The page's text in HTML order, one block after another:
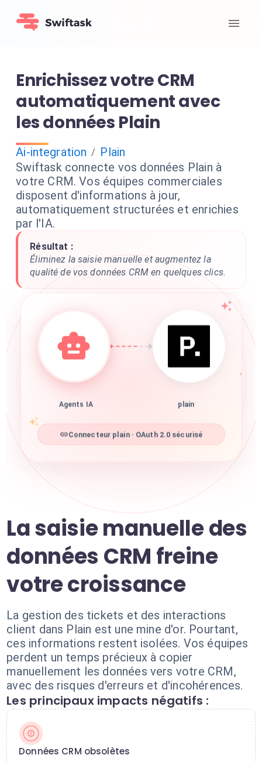
Enrichissez votre CRM
automatiquement avec
les données Plain
Ai-integration / Plain
Swiftask connecte vos données Plain à
votre CRM. Vos équipes commerciales
disposent d'informations à jour,
automatiquement structurées et enrichies
par l'IA.
Résultat :
Éliminez la saisie manuelle et augmentez la
qualité de vos données CRM en quelques clics.
Agents IA plain
Connecteur plain · OAuth 2.0 sécurisé
La saisie manuelle des
données CRM freine
votre croissance
La gestion des tickets et des interactions
client dans Plain est une mine d'or. Pourtant,
ces informations restent isolées. Vos équipes
perdent un temps précieux à copier
manuellement les données vers votre CRM,
avec des risques d'erreurs et d'incohérences.
Les principaux impacts négatifs :
Données CRM obsolètes